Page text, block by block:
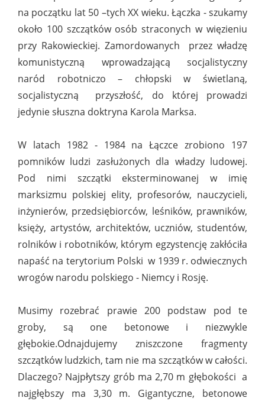
na początku lat 50 –tych XX wieku. Łączka - szukamy
około 100 szczątków osób straconych w więzieniu
przy Rakowieckiej. Zamordowanych przez władzę
komunistyczną wprowadzającą socjalistyczny
naród robotniczo – chłopski w świetlaną,
socjalistyczną przyszłość, do której prowadzi
jedynie słuszna doktryna Karola Marksa.
W latach 1982 - 1984 na Łączce zrobiono 197
pomników ludzi zasłużonych dla władzy ludowej.
Pod nimi szczątki eksterminowanej w imię
marksizmu polskiej elity, profesorów, nauczycieli,
inżynierów, przedsiębiorców, leśników, prawników,
księży, artystów, architektów, uczniów, studentów,
rolników i robotników, którym egzystencję zakłóciła
napaść na terytorium Polski w 1939 r. odwiecznych
wrogów narodu polskiego - Niemcy i Rosję.
Musimy rozebrać prawie 200 podstaw pod te
groby, są one betonowe i niezwykle
głębokie.Odnajdujemy zniszczone fragmenty
szczątków ludzkich, tam nie ma szczątków w całości.
Dlaczego? Najpłytszy grób ma 2,70 m głębokości a
najgłębszy ma 3,30 m. Gigantyczne, betonowe